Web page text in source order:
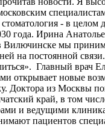
- в целом
года. Ирина
мы
на постоянной
Главный врач
открывает новые
Доктора из Москвы
край, в том
и ведущими
пациентов